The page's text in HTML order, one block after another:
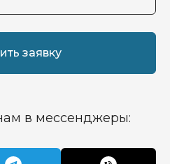
заявку
в мессенджеры: